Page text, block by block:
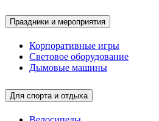
Праздники и мероприятия
Корпоративные игры
Световое оборудование
Дымовые машины
Для спорта и отдыха